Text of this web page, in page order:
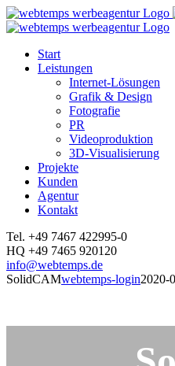
Zum
Inhalt
Start
Leistungen
Internet-Lösungen
Grafik & Design
Fotografie
PR
Videoproduktion
3D-Visualisierung
Projekte
Kunden
Agentur
Kontakt
Facebook
Instagram
YouTube
LinkedIn
Tel. +49 7467 422995-0
HQ +49 7465 920120
info@webtemps.de
SolidCAMwebtemps-login2020-